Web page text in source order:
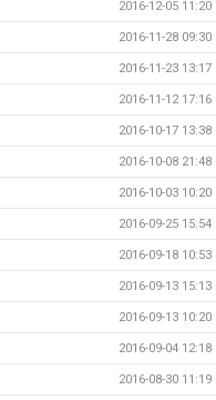
2016-12-05 11:20
2016-11-28 09:30
2016-11-23 13:17
2016-11-12 17:16
2016-10-17 13:38
2016-10-08 21:48
2016-10-03 10:20
2016-09-25 15:54
2016-09-18 10:53
2016-09-13 15:13
2016-09-13 10:20
2016-09-04 12:18
2016-08-30 11:19